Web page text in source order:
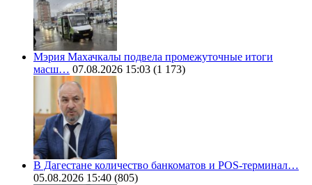
Мэрия Махачкалы подвела промежуточные итоги
масш… 07.08.2026 15:03 (1 173)
В Дагестане количество банкоматов и POS-терминал…
05.08.2026 15:40 (805)